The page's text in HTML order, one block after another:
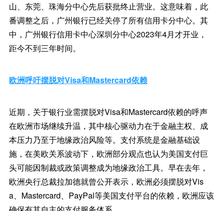
山、东莞、珠海分中心先后获批终止营业。这意味着，此
番调整之后，广州银行已经关停了所有信用卡分中心。其
中，广州银行信用卡中心深圳分中心2023年4月才开业，
距今不到三年时间。
欧洲呼吁摆脱对Visa和Mastercard依赖
近期，关于银行业需摆脱对Visa和Mastercard依赖的呼声
在欧洲市场继续升温，其中核心驱动力在于金融主权、成
本压力乃至于地缘政治风险等。支付系统是金融基础设
施，在美欧关系波动下，欧洲部分观点也认为美国支付巨
头可能因制裁或政策调整成为地缘政治工具。早在去年，
欧洲央行总裁拉加德就曾公开表示，欧洲必须摆脱对Vis
a、Mastercard、PayPal等美国支付平台的依赖，欧洲应该